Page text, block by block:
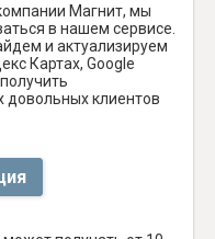
Магнит, мы
в нашем сервисе.
и актуализируем
Картах, Google
клиентов